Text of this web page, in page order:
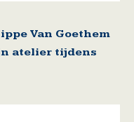
Van Goethem
atelier tijdens